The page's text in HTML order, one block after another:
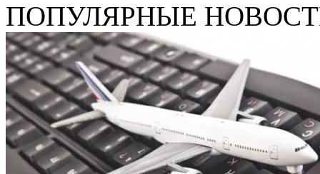
ПОПУЛЯРНЫЕ